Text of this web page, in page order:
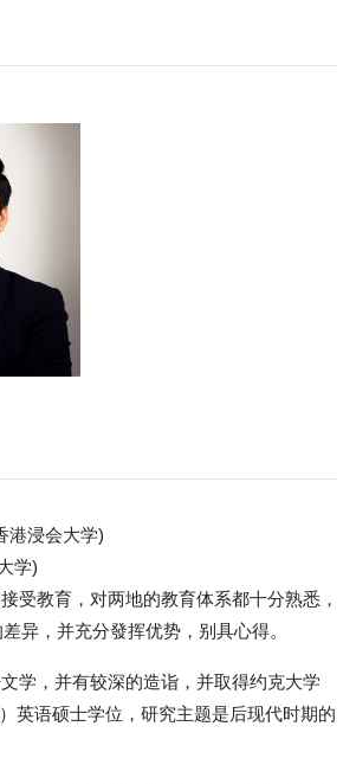
港浸会大学)
学)
受教育，对两地的教育体系都十分熟悉，
异，并充分發挥优势，别具心得。
学，并有较深的造诣，并取得约克大学
英语硕士学位，研究主题是后现代时期的